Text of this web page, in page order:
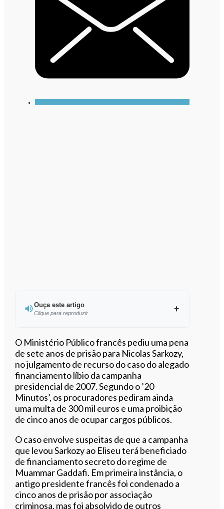
Ouça este artigo
Clique para reproduzir
Ouvir este artigo
O Ministério Público francês pediu uma pena
de sete anos de prisão para Nicolas Sarkozy,
no julgamento de recurso do caso do alegado
financiamento líbio da campanha
presidencial de 2007. Segundo o ’20
Minutos’, os procuradores pediram ainda
uma multa de 300 mil euros e uma proibição
de cinco anos de ocupar cargos públicos.
O caso envolve suspeitas de que a campanha
que levou Sarkozy ao Eliseu terá beneficiado
de financiamento secreto do regime de
Muammar Gaddafi. Em primeira instância, o
antigo presidente francês foi condenado a
cinco anos de prisão por associação
criminosa, mas foi absolvido de outros